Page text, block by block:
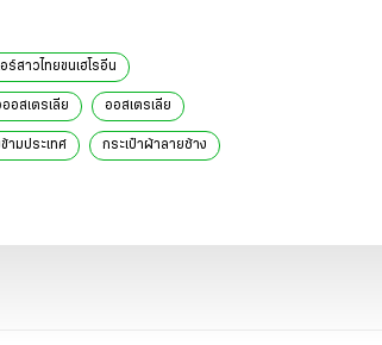
ร์สาวไทยขนเฮโรอีน
อสเตรเลีย ออสเตรเลีย
ามประเทศ กระเป๋าผ้าลายช้าง